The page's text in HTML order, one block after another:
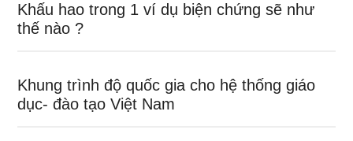
Khấu hao trong 1 ví dụ biện chứng sẽ như
thế nào ?
Khung trình độ quốc gia cho hệ thống giáo
dục- đào tạo Việt Nam